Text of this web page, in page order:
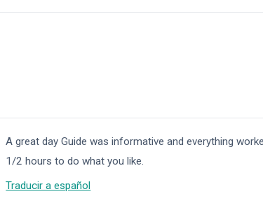
A great day Guide was informative and everything
1/2 hours to do what you like.
Traducir a español